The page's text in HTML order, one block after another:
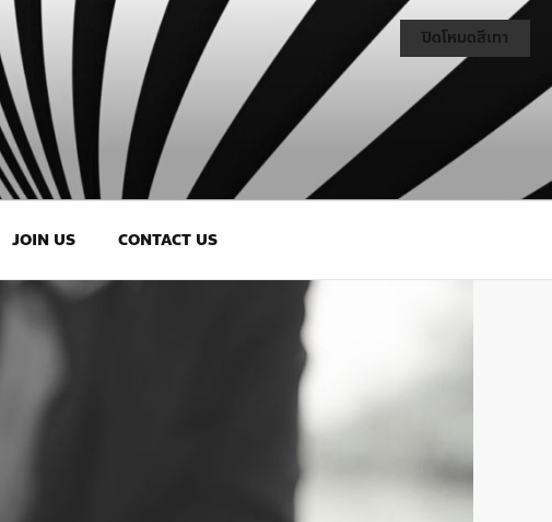
JOIN US CONTACT US
ปิดโหมดสีเทา